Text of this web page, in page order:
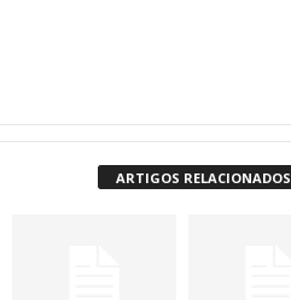
ARTIGOS RELACIONADOS